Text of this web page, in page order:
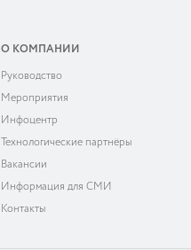
О КОМПАНИИ
Руководство
Мероприятия
Инфоцентр
Технологические партнёры
Вакансии
Информация для СМИ
Контакты